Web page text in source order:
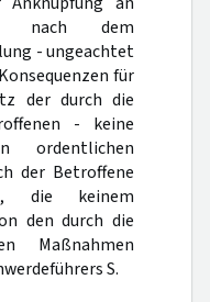
nach dem
- ungeachtet
für
der durch die
- keine
ordentlichen
der Betroffene
die keinem
den durch die
Maßnahmen
S.